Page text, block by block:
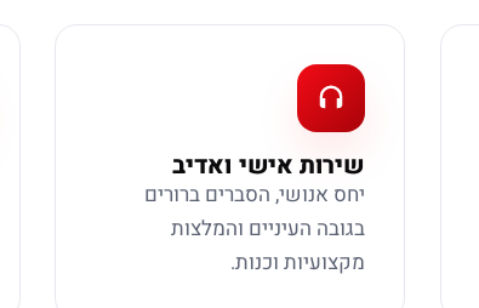
שירות אישי ואדיב
יחס אנושי, הסברים ברורים
בגובה העיניים והמלצות
מקצועיות וכנות.